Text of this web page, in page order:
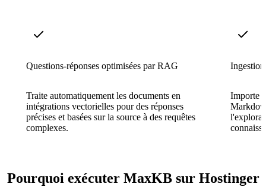
Questions-réponses optimisées par RAG
Traite automatiquement les documents en
intégrations vectorielles pour des réponses
précises et basées sur la source à des requêtes
complexes.
Importe
Pourquoi exécuter MaxKB sur Hostinger